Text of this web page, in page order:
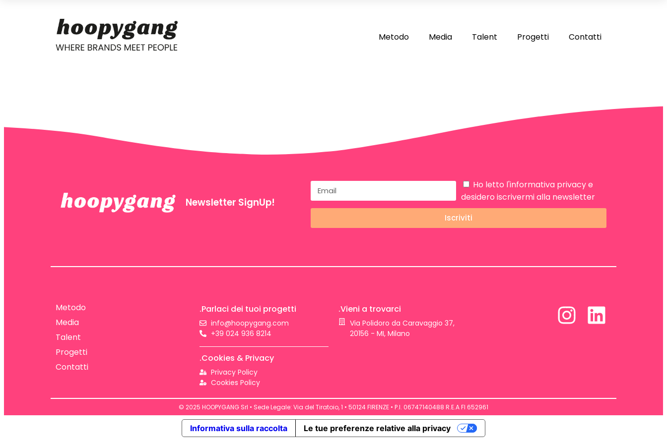
Metodo Media Talent Progetti Contatti
Newsletter SignUp!
Ho letto l'informativa privacye
desidero iscrivermi alla newsletter
Iscriviti
Metodo
Media
Talent
Progetti
Contatti
.Parlaci dei tuoi progetti
info@hoopygang.com
+39 024 936 8214
.Cookies & Privacy
Privacy Policy
Cookies Policy
.Vieni a trovarci
Via Polidoro da Caravaggio 37,
20156 - MI, Milano
© 2025 HOOPYGANG Srl • Sede Legale: Via del Tiratoio, 1 • 50124 FIRENZE • P.I. 06747140488 R.E.A FI 652961
Informativa sulla raccolta Le tue preferenze relative alla privacy